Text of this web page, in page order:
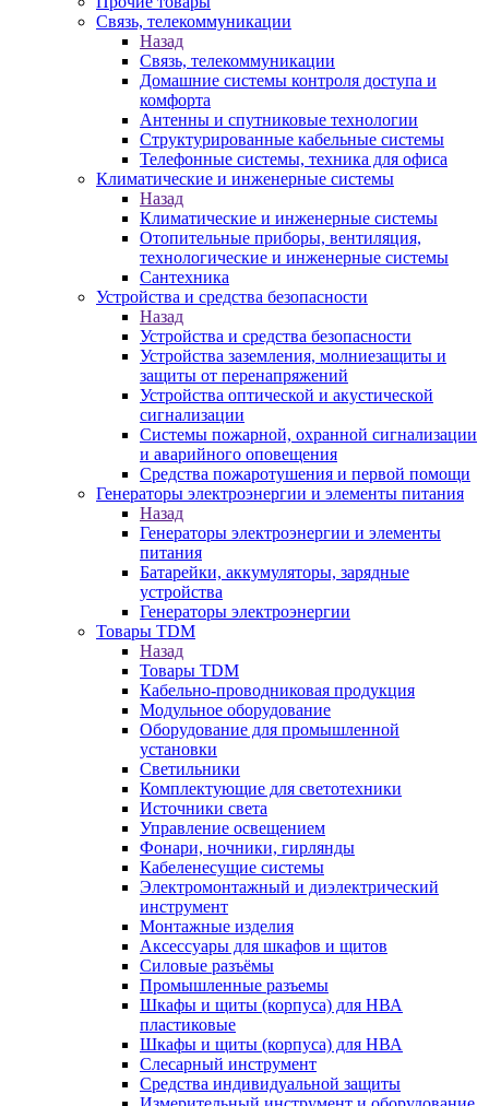
Связь, телекоммуникации
Назад
Связь, телекоммуникации
Домашние системы контроля доступа и
комфорта
Антенны и спутниковые технологии
Структурированные кабельные системы
Телефонные системы, техника для офиса
Климатические и инженерные системы
Назад
Климатические и инженерные системы
Отопительные приборы, вентиляция,
технологические и инженерные системы
Сантехника
Устройства и средства безопасности
Назад
Устройства и средства безопасности
Устройства заземления, молниезащиты и
защиты от перенапряжений
Устройства оптической и акустической
сигнализации
Системы пожарной, охранной сигнализации
и аварийного оповещения
Средства пожаротушения и первой помощи
Генераторы электроэнергии и элементы питания
Назад
Генераторы электроэнергии и элементы
питания
Батарейки, аккумуляторы, зарядные
устройства
Генераторы электроэнергии
Товары TDM
Назад
Товары TDM
Кабельно-проводниковая продукция
Модульное оборудование
Оборудование для промышленной
установки
Светильники
Комплектующие для светотехники
Источники света
Управление освещением
Фонари, ночники, гирлянды
Кабеленесущие системы
Электромонтажный и диэлектрический
инструмент
Монтажные изделия
Аксессуары для шкафов и щитов
Силовые разъёмы
Промышленные разъемы
Шкафы и щиты (корпуса) для НВА
пластиковые
Шкафы и щиты (корпуса) для НВА
Слесарный инструмент
Средства индивидуальной защиты